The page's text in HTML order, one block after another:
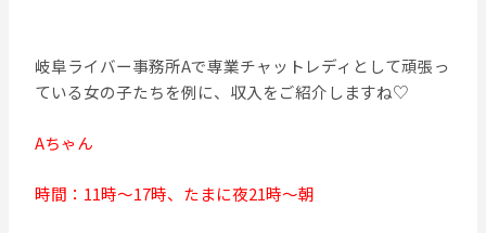
岐阜ライバー事務所Aで専業チャットレディとして頑張っ
ている女の子たちを例に、収入をご紹介しますね♡
Aちゃん
時間：11時～17時、たまに夜21時～朝